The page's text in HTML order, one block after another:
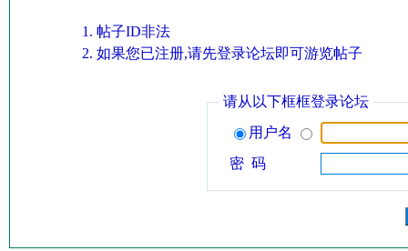
帖子ID非法
如果您已注册,请先登录论坛即可游览帖子
请从以下框框登录论坛
用户名
密 码